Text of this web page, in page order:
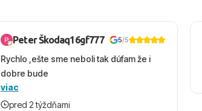
Peter Škodaq16gf777 5/5
Rychlo ,ešte sme neboli tak dúfam že i
dobre bude
viac
pred 2 týždňami